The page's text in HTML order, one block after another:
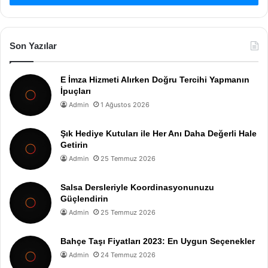
Son Yazılar
E İmza Hizmeti Alırken Doğru Tercihi Yapmanın
İpuçları
Admin 1 Ağustos 2026
Şık Hediye Kutuları ile Her Anı Daha Değerli Hale
Getirin
Admin 25 Temmuz 2026
Salsa Dersleriyle Koordinasyonunuzu
Güçlendirin
Admin 25 Temmuz 2026
Bahçe Taşı Fiyatları 2023: En Uygun Seçenekler
Admin 24 Temmuz 2026